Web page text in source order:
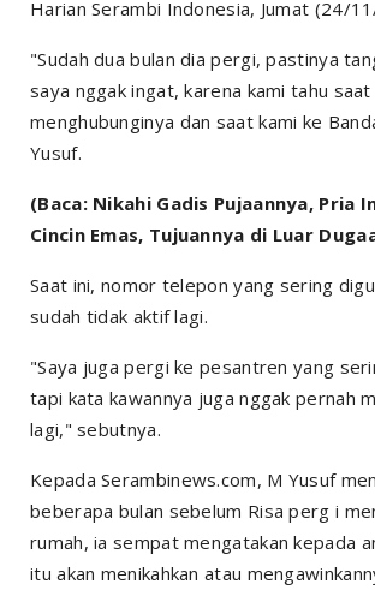
Harian Serambi Indonesia, Jumat (24/
"Sudah dua bulan dia pergi, pastinya
saya nggak ingat, karena kami tahu saat
menghubunginya dan saat kami ke
Yusuf.
(Baca: Nikahi Gadis Pujaannya, Pria
Cincin Emas, Tujuannya di Luar
Saat ini, nomor telepon yang sering
sudah tidak aktif lagi.
"Saya juga pergi ke pesantren yang
tapi kata kawannya juga nggak pernah
lagi," sebutnya.
Kepada Serambinews.com, M Yusuf
beberapa bulan sebelum Risa perg i
rumah, ia sempat mengatakan kepada
itu akan menikahkan atau